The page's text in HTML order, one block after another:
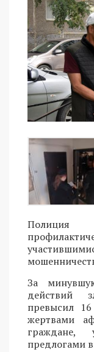
Полиция
За
действий
превысил
жертвами
предлогами